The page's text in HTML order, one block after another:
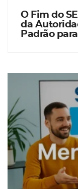
O Fim do
da
Padrão